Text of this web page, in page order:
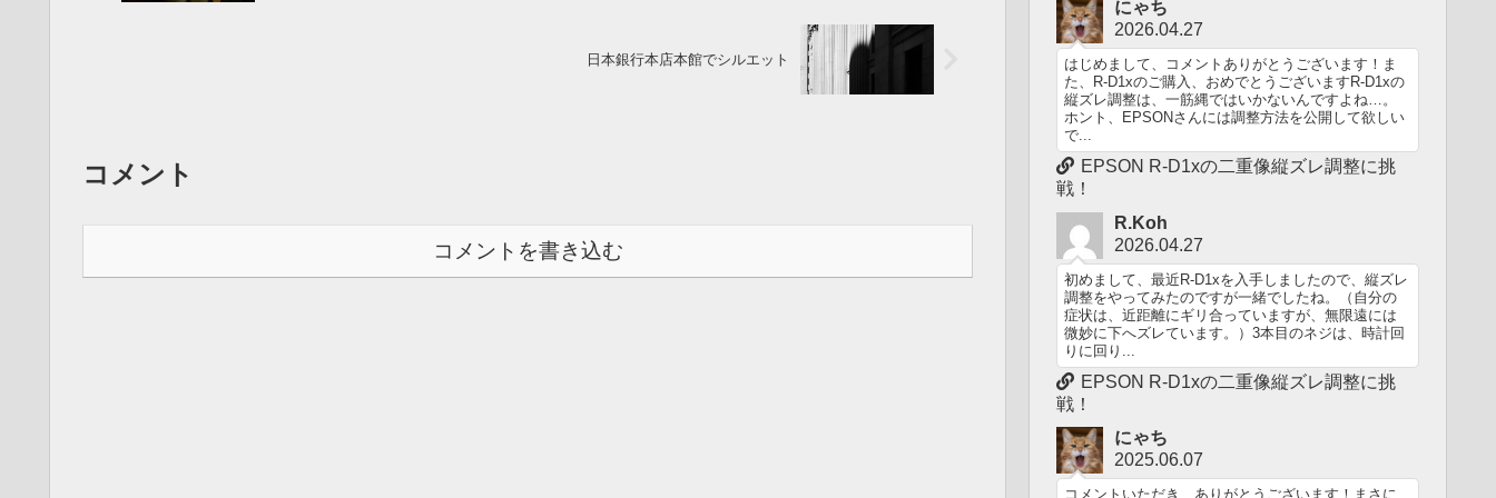
日本銀行本店本館でシルエット
コメント
コメントを書き込む
にゃち
2026.04.27
はじめまして、コメントありがとうございます！ま
た、R-D1xのご購入、おめでとうございますR-D1xの
縦ズレ調整は、一筋縄ではいかないんですよね…。
ホント、EPSONさんには調整方法を公開して欲しい
で...
EPSON R-D1xの二重像縦ズレ調整に挑
戦！
R.Koh
2026.04.27
初めまして、最近R-D1xを入手しましたので、縦ズレ
調整をやってみたのですが一緒でしたね。（自分の
症状は、近距離にギリ合っていますが、無限遠には
微妙に下へズレています。）3本目のネジは、時計回
りに回り...
EPSON R-D1xの二重像縦ズレ調整に挑
戦！
にゃち
2025.06.07
コメントいただき、ありがとうございます！まさに